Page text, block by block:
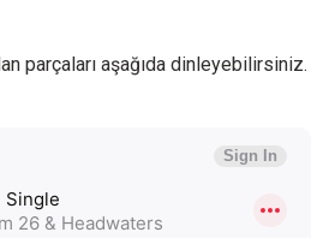
parçaları aşağıda dinleyebilirsiniz.